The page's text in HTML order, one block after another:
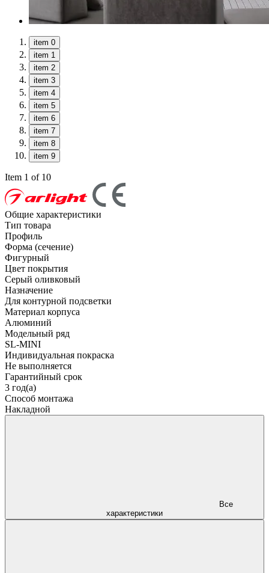
item 0
item 1
item 2
item 3
item 4
item 5
item 6
item 7
item 8
item 9
Item 1 of 10
Общие характеристики
Тип товара
Профиль
Форма (сечение)
Фигурный
Цвет покрытия
Серый оливковый
Назначение
Для контурной подсветки
Материал корпуса
Алюминий
Модельный ряд
SL-MINI
Индивидуальная покраска
Не выполняется
Гарантийный срок
3 год(а)
Способ монтажа
Накладной
характеристики